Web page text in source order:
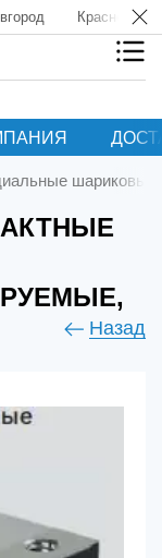
Краснодар
шариковые
Назад